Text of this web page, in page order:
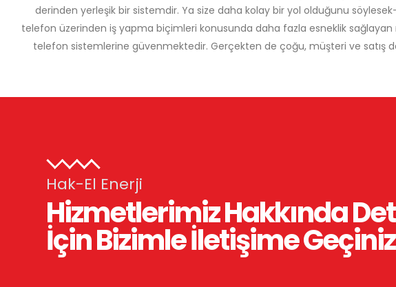
derinden yerleşik bir sistemdir. Ya size daha kolay bir yol olduğunu
telefon üzerinden iş yapma biçimleri konusunda daha fazla esneklik
telefon sistemlerine güvenmektedir. Gerçekten de çoğu, müşteri ve satış
Hak-El Enerji
Hizmetlerimiz Hakkında
İçin Bizimle İletişime Geçiniz